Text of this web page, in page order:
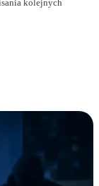
kolejnych